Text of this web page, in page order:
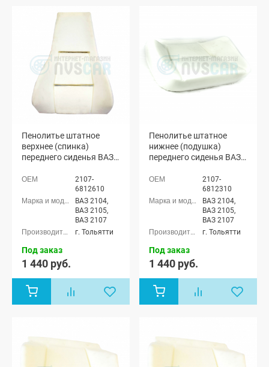
Пенолитье штатное
верхнее (спинка)
переднего сиденья ВАЗ
2107-
6812610
ВАЗ 2104,
ВАЗ 2105,
ВАЗ 2107
г. Тольятти
Под заказ
1 440 руб.
Пенолитье штатное
нижнее (подушка)
переднего сиденья ВАЗ
2107-
6812310
ВАЗ 2104,
ВАЗ 2105,
ВАЗ 2107
г. Тольятти
Под заказ
1 440 руб.